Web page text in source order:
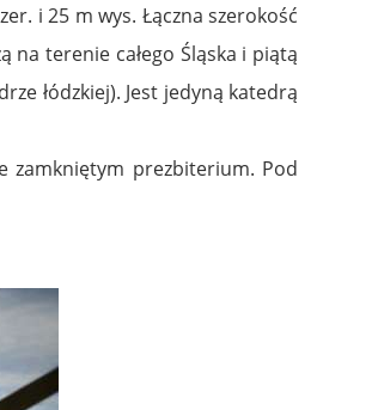
i 25 m wys. Łączna szerokość
terenie całego Śląska i piątą
łódzkiej). Jest jedyną katedrą
zamkniętym prezbiterium. Pod